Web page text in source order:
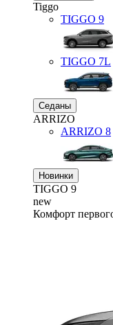
Tiggo
TIGGO 9
TIGGO 7L
Седаны
ARRIZO
ARRIZO 8
Новинки
TIGGO 9
new
Комфорт